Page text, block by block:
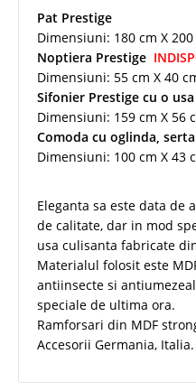
Pat Prestige
Dimensiuni:
Noptiera Prestige
Dimensiuni: 55 cm
Sifonier Prestige cu o
Dimensiuni: 159 cm X 56
Comoda cu oglinda,
Dimensiuni: 100 cm
Eleganta sa este data de
de calitate, dar in mod
usa culisanta fabricate
Materialul folosit este
antiinsecte si
speciale de ultima ora.
Ramforsari din MDF
Accesorii Germania, Italia.